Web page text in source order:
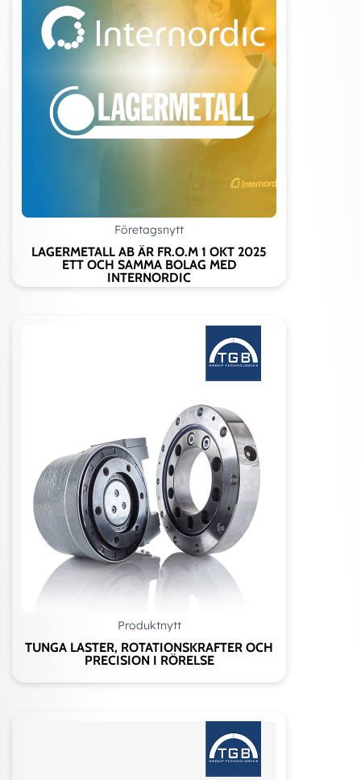
Företagsnytt
LAGERMETALL AB ÄR FR.O.M 1 OKT 2025
ETT OCH SAMMA BOLAG MED
INTERNORDIC
Produktnytt
TUNGA LASTER, ROTATIONSKRAFTER OCH
PRECISION I RÖRELSE